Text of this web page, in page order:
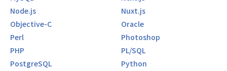
それぞれに賃金テーブルを設定しているため、わかりやすい
仕組みになっています。
自己評価に加えて、現場の上司や仕事への姿勢など、多角的
な視点から公正に評価しています。
一定のレベルに達すれば、ランクアップと共に昇給します。
Node.js
Nuxt.js
Objective-C
Oracle
Perl
Photoshop
PHP
PL/SQL
PostgreSQL
Python